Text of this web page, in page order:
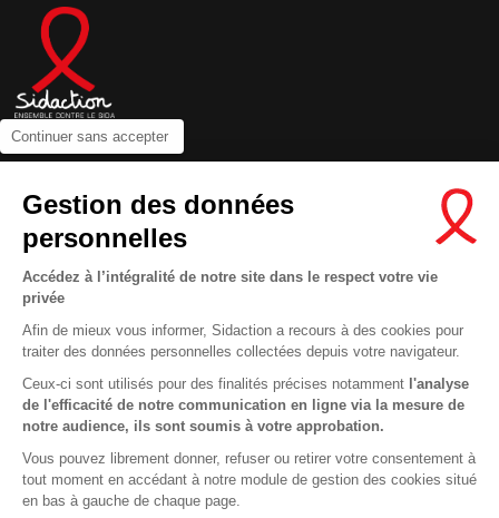
Continuer sans accepter
Gestion des données
personnelles
Accédez à l’intégralité de notre site dans le respect votre vie
privée
Afin de mieux vous informer, Sidaction a recours à des cookies pour
traiter des données personnelles collectées depuis votre navigateur.
Ceux-ci sont utilisés pour des finalités précises notamment l'analyse
de l'efficacité de notre communication en ligne via la mesure de
notre audience, ils sont soumis à votre approbation.
Vous pouvez librement donner, refuser ou retirer votre consentement à
tout moment en accédant à notre module de gestion des cookies situé
en bas à gauche de chaque page.
Newsletter
Nous suivre sur les réseaux :
MENTIONS LÉGALES
CONDITIONS D’UTILISATION ET PROTECTION DES DONNÉES
COOKIES
This site uses cookies and gives you control over what you want to